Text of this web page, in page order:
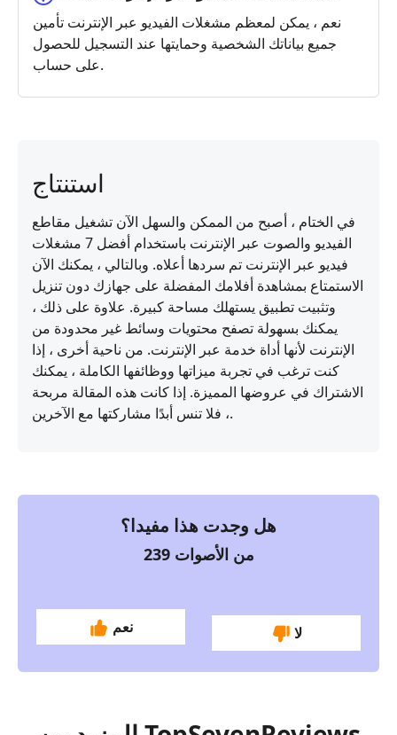
نعم ، يمكن لمعظم مشغلات الفيديو عبر الإنترنت تأمين
جميع بياناتك الشخصية وحمايتها عند التسجيل للحصول
على حساب.
استنتاج
في الختام ، أصبح من الممكن والسهل الآن تشغيل مقاطع
الفيديو والصوت عبر الإنترنت باستخدام أفضل 7 مشغلات
فيديو عبر الإنترنت تم سردها أعلاه. وبالتالي ، يمكنك الآن
الاستمتاع بمشاهدة أفلامك المفضلة على جهازك دون تنزيل
وتثبيت تطبيق يستهلك مساحة كبيرة. علاوة على ذلك ،
يمكنك بسهولة تصفح محتويات وسائط غير محدودة من
الإنترنت لأنها أداة خدمة عبر الإنترنت. من ناحية أخرى ، إذا
كنت ترغب في تجربة ميزاتها ووظائفها الكاملة ، يمكنك
الاشتراك في عروضها المميزة. إذا كانت هذه المقالة مربحة
، فلا تنس أبدًا مشاركتها مع الآخرين.
هل وجدت هذا مفيدا؟
239 من الأصوات
نعم لا